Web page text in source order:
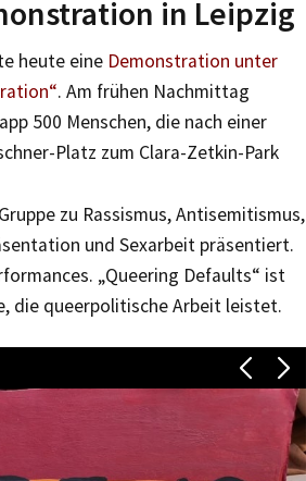
in Leipzig
heute eine Demonstration unter
. Am frühen Nachmittag
500 Menschen, die nach einer
Platz zum Clara-Zetkin-Park
zu Rassismus, Antisemitismus,
und Sexarbeit präsentiert.
„Queering Defaults“ ist
die queerpolitische Arbeit leistet.